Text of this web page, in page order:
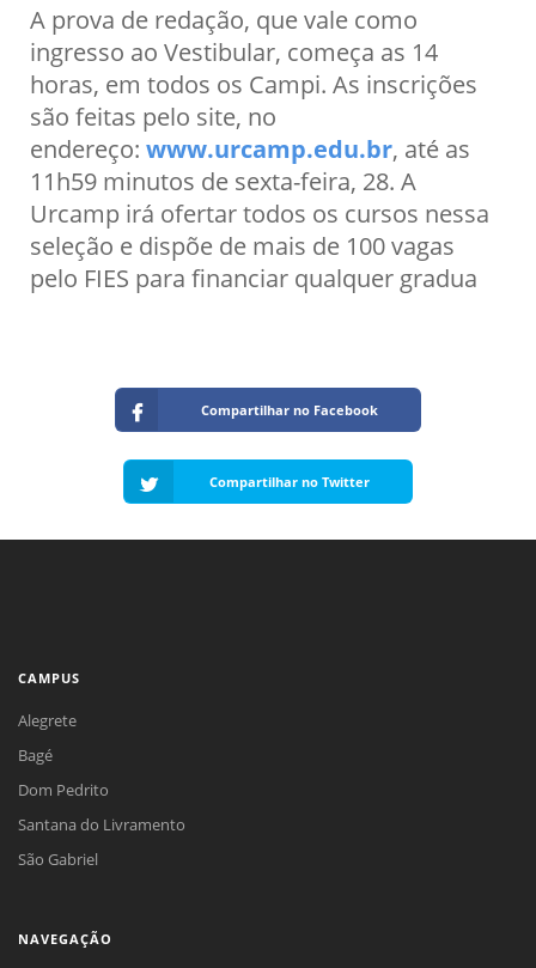
A prova de redação, que vale como
ingresso ao Vestibular, começa as 14
horas, em todos os Campi. As inscrições
são feitas pelo site, no
endereço: www.urcamp.edu.br, até as
11h59 minutos de sexta-feira, 28. A
Urcamp irá ofertar todos os cursos nessa
seleção e dispõe de mais de 100 vagas
pelo FIES para financiar qualquer gradua
Compartilhar no Facebook
Compartilhar no Twitter
CAMPUS
Alegrete
Bagé
Dom Pedrito
Santana do Livramento
São Gabriel
NAVEGAÇÃO